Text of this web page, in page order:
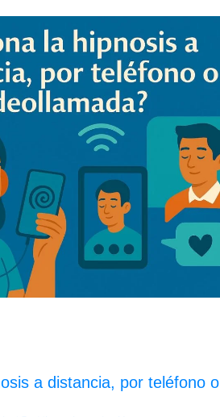
a distancia, por teléfono o